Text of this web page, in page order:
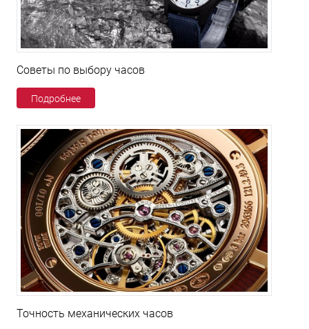
Советы по выбору часов
Подробнее
Точность механических часов